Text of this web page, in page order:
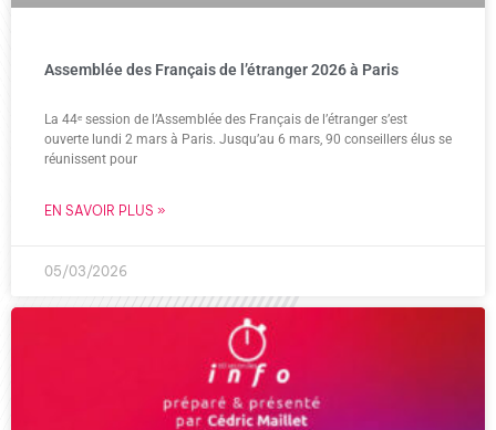
Assemblée des Français de l’étranger 2026 à Paris
La 44ᵉ session de l’Assemblée des Français de l’étranger s’est
ouverte lundi 2 mars à Paris. Jusqu’au 6 mars, 90 conseillers élus se
réunissent pour
EN SAVOIR PLUS »
05/03/2026